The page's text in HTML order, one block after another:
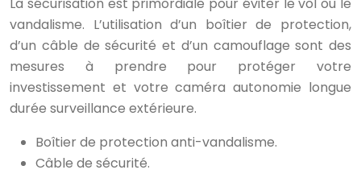
vandalisme. L’utilisation d’un boîtier de protection,
d’un câble de sécurité et d’un camouflage sont des
mesures à prendre pour protéger votre
investissement et votre caméra autonomie longue
durée surveillance extérieure.
Boîtier de protection anti-vandalisme.
Câble de sécurité.